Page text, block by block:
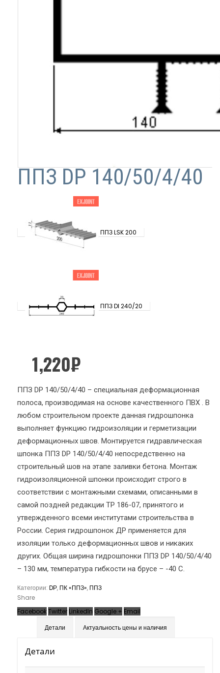
ППЗ DР 140/50/4/40
ППЗ LSK 200
ППЗ DI 240/20
1,220₽
ППЗ DР 140/50/4/40 – специальная деформационная
полоса, производимая на основе качественного ПВХ . В
любом строительном проекте данная гидрошпонка
выполняет функцию гидроизоляции и герметизации
деформационных швов. Монтируется гидравлическая
шпонка ППЗ DР 140/50/4/40 непосредственно на
строительный шов на этапе заливки бетона. Монтаж
гидроизоляционной шпонки происходит строго в
соответствии с монтажными схемами, описанными в
самой поздней редакции ТР 186-07, принятого и
утвержденного всеми институтами строительства в
России. Серия гидрошпонок ДР применяется для
изоляции только деформационных швов и никаких
других. Общая ширина гидрошпонки ППЗ DР 140/50/4/40
– 130 мм, температура гибкости на брусе – -40 С.
Категории: DР, ПК «ППЗ», ППЗ
Share
FacebookTwitter LinkedIn Google + Email
Детали
Актуальность цены и наличия
Детали